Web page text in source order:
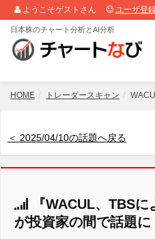
ようこそゲストさん ユーザ登
日本株のチャート分析とAI分析
HOME トレーダースキャン
＜ 2025/04/10の話題へ戻る
『WACUL、TBSに
が投資家の間で話題に